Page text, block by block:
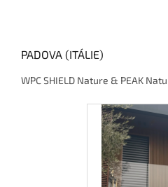
PADOVA (ITÁLIE)
WPC SHIELD Nature & PEAK